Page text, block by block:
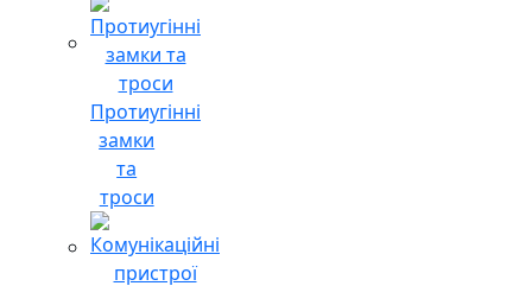
Протиугінні
замки
та
троси